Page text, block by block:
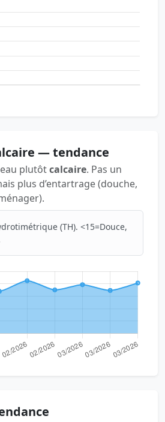
— tendance
plutôtcalcaire. Pas un
plus d’entartrage (douche,
(TH). <15=Douce,